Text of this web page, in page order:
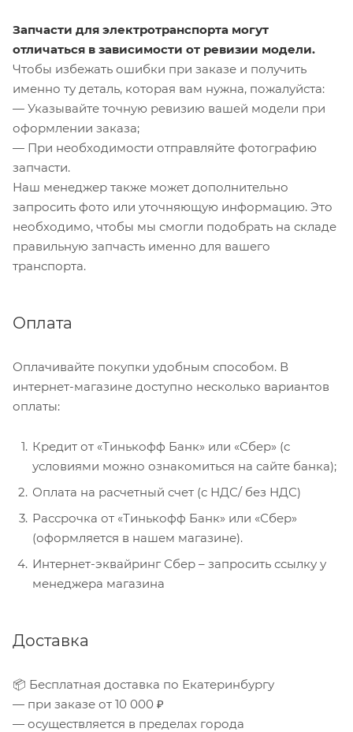
Запчасти для электротранспорта могут
отличаться в зависимости от ревизии модели.
Чтобы избежать ошибки при заказе и получить
именно ту деталь, которая вам нужна, пожалуйста:
— Указывайте точную ревизию вашей модели при
оформлении заказа;
— При необходимости отправляйте фотографию
запчасти.
Наш менеджер также может дополнительно
запросить фото или уточняющую информацию. Это
необходимо, чтобы мы смогли подобрать на складе
правильную запчасть именно для вашего
транспорта.
Оплата
Оплачивайте покупки удобным способом. В
интернет-магазине доступно несколько вариантов
оплаты:
Кредит от «Тинькофф Банк» или «Сбер» (с
условиями можно ознакомиться на сайте банка);
Оплата на расчетный счет (с НДС/ без НДС)
Рассрочка от «Тинькофф Банк» или «Сбер»
(оформляется в нашем магазине).
Интернет-эквайринг Сбер – запросить ссылку у
менеджера магазина
Доставка
📦 Бесплатная доставка по Екатеринбургу
— при заказе от 10 000 ₽
— осуществляется в пределах города